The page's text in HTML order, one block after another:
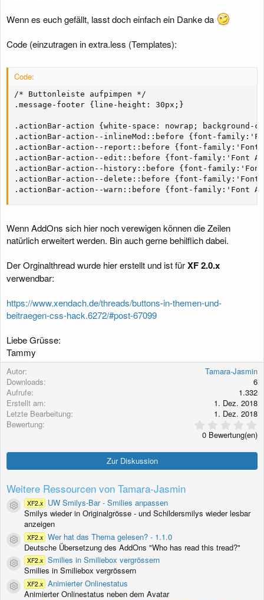
Wenn es euch gefällt, lasst doch einfach ein Danke da
Code (einzutragen in extra.less (Templates):
Code:
/* Buttonleiste aufpimpen */
.message-footer {line-height: 30px;}
.actionBar-action {white-space: nowrap; background-
.actionBar-action--inlineMod::before {font-
.actionBar-action--report::before {font-family:'Font
.actionBar-action--edit::before {font-family:'Font
.actionBar-action--history::before {font-
.actionBar-action--delete::before {font-family:'Font
.actionBar-action--warn::before {font-family:'Font
Wenn AddOns sich hier noch verewigen können die Zeilen
natürlich erweitert werden. Bin auch gerne behilflich dabei.
Der Orginalthread wurde hier erstellt und ist fürXF 2.0.x
verwendbar:
https://www.xendach.de/threads/buttons-in-themen-und-
beitraegen-css-hack.6272/#post-67099
Liebe Grüsse:
Tammy
Autor
Tamara-Jasmin
Downloads
6
Aufrufe
1.332
Erstellt am
1. Dez. 2018
Letzte Bearbeitung
1. Dez. 2018
Bewertung
,
0
t
0 Bewertung(en)
Zur Diskussion
Weitere Ressourcen von Tamara-Jasmin
Ressourcen-Icon
XF2.x
UW Smilys-Bar - Smilies anpassen
Smilys wieder in Originalgrösse - und Schildersmilys wieder lesbar
anzeigen
Ressourcen-Icon
XF2.x Wer hat das Thema gelesen? - 1.1.0
Deutsche Übersetzung des AddOns "Who has read this tread?"
Ressourcen-Icon
XF2.x Smilies in Smiliebox vergrössern
Smilies in Smiliebox vergrössern
Ressourcen-Icon
XF2.x Animierter Onlinestatus
Animierter Onlinestatus neben dem Avatar